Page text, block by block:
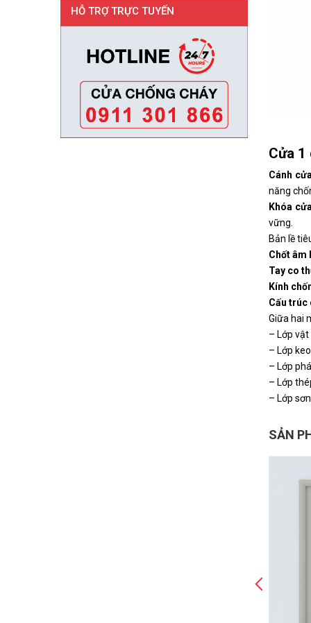
HỖ TRỢ TRỰC TUYẾN
Cửa 1
Cánh
năng
Khóa
vững.
Bản lề
Chốt âm
Tay co
Kính
Cấu trúc
Giữa hai
– Lớp
– Lớp
– Lớp
– Lớp
– Lớp
SẢN